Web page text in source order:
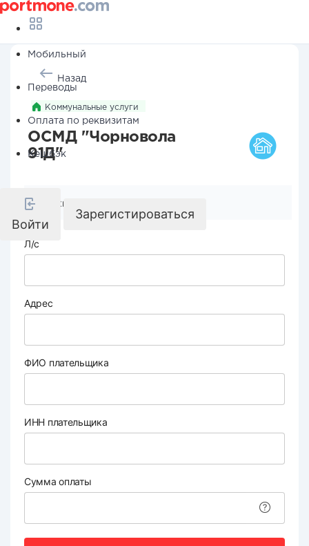
Мобильный
Переводы
Оплата по реквизитам
Кешбэк
Войти
Зарегистироваться
Назад
Коммунальные услуги
ОСМД "Чорновола
91Д"
Реквизиты компании
Л/с
Адрес
ФИО плательщика
ИНН плательщика
Сумма оплаты